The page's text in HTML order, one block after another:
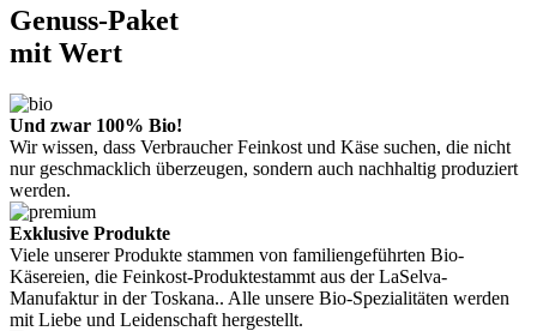
Genuss-Paket
mit Wert
Und zwar 100% Bio!
Wir wissen, dass Verbraucher Feinkost und Käse suchen, die nicht
nur geschmacklich überzeugen, sondern auch nachhaltig produziert
werden.
Exklusive Produkte
Viele unserer Produkte stammen von familiengeführten Bio-
Käsereien, die Feinkost-Produktestammt aus der LaSelva-
Manufaktur in der Toskana.. Alle unsere Bio-Spezialitäten werden
mit Liebe und Leidenschaft hergestellt.